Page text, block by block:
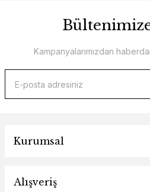
Kampanyalarımızdan
Kurumsal
Alışveriş